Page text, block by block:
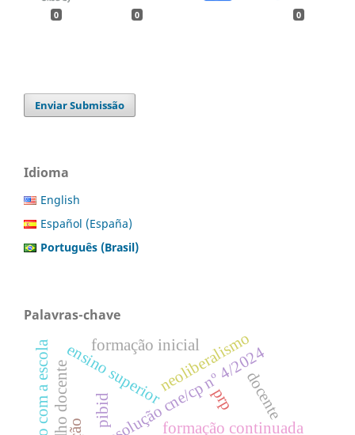
0 0 0
Enviar Submissão
Idioma
English
Español (España)
Português (Brasil)
Palavras-chave
formação continuada
resolução cne/cp nº 4/2024
docente
ensino superiorneoliberalismo
relação com a escola prp
formação inicial
pibid